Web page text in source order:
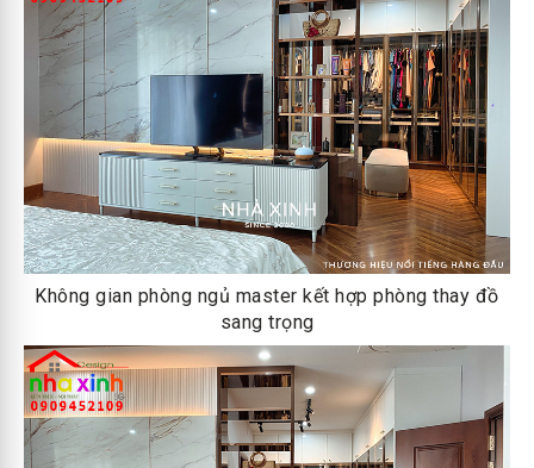
Không gian phòng ngủ master kết hợp phòng thay đồ
sang trọng